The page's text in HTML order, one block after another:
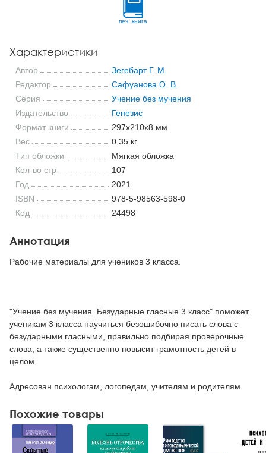
печ. книга
Характеристики
Автор
Зегебарт Г. М.
Редактор
Сафуанова О. В.
Серия
Учение без мучения
Издательство
Генезис
Формат книги
297x210x8 мм
Вес
0.35 кг
Тип обложки
Мягкая обложка
Кол-во стр
107
Год
2021
ISBN
978-5-98563-598-0
Код
24498
Аннотация
Рабочие материалы для учеников 3 класса.
"Учение без мучения. Безударные гласные 3 класс" поможет
ученикам 3 класса научиться безошибочно писать слова с
безударными гласными, правильно подбирая проверочные
слова, а также существенно повысит грамотность детей в
целом.
Адресован психологам, логопедам, учителям и родителям.
Похожие товары